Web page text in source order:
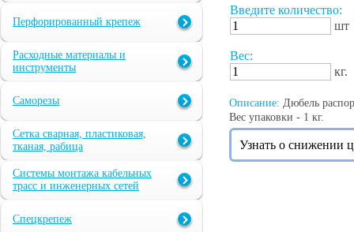
Перфорированный крепеж
Расходные материалы и
инструменты
Саморезы
Сетка сварная, пластиковая,
тканая, рабица
Системы монтажа кабельных
трасс и инженерных сетей
Спецкрепеж
Введите количество:
шт
Вес:
кг.
Описание: Дюбель
Вес упаковки - 1 кг.
Узнать о снижении